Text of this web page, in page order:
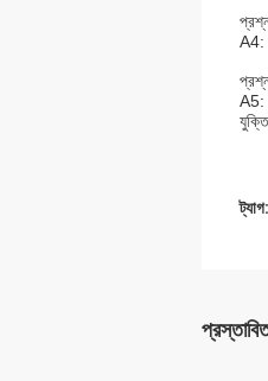
A4:
A5:
ট্যাগ: